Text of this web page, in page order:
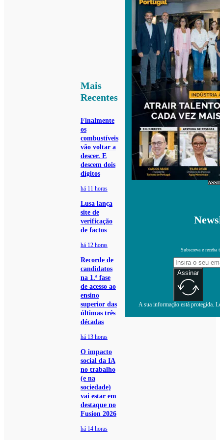
Mais
Recentes
Finalmente
os
combustíveis
vão voltar a
descer. E
descem dois
dígitos
há 11 horas
Lusa lança
site de
verificação
de factos
há 12 horas
Recorde de
candidatos
na 1.ª fase
de acesso ao
ensino
superior das
últimas três
décadas
há 13 horas
O impacto
social da IA
no trabalho
(e na
sociedade)
vai estar em
destaque no
Fusion 2026
há 14 horas
Subscreva e receba
Assinar
A sua informação está protegida.